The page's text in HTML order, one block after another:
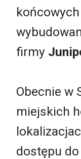
firmy
Obecnie w
miejskich
dostępu